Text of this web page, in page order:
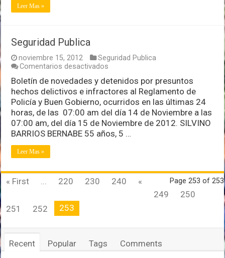
Leer Mas »
Seguridad Publica
noviembre 15, 2012
Seguridad Publica
Comentarios desactivados
Publica
Boletín de novedades y detenidos por presuntos
hechos delictivos e infractores al Reglamento de
Policía y Buen Gobierno, ocurridos en las últimas 24
horas, de las 07:00 am del día 14 de Noviembre a las
07:00 am, del día 15 de Noviembre de 2012. SILVINO
BARRIOS BERNABE 55 años, 5 …
Leer Mas »
Page 253 of 253
« First 220 230 240
«
249
250
251
252 253
Recent Popular Tags Comments